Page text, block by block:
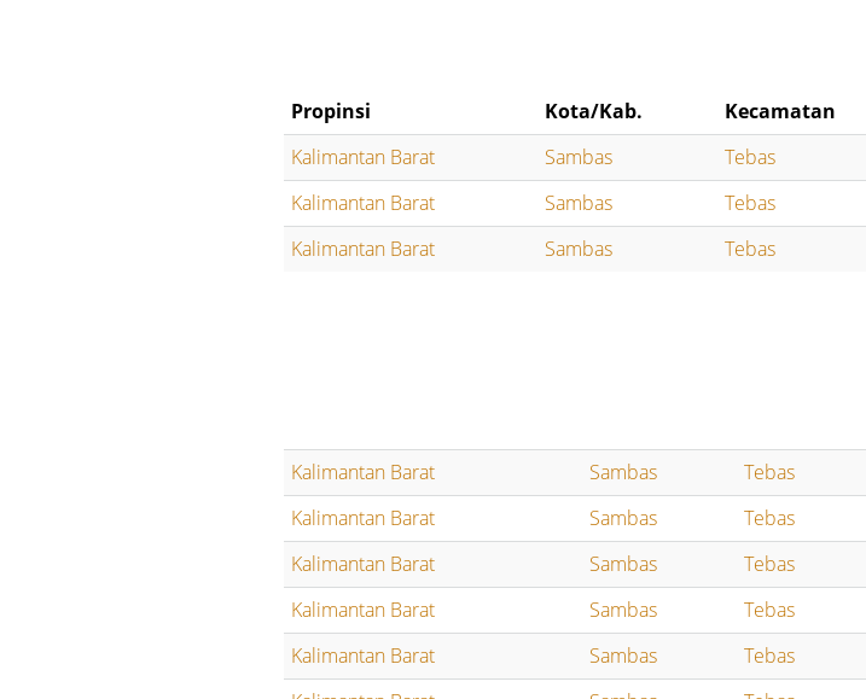
Propinsi Kota/Kab. Kecamatan
Kalimantan Barat
Sambas Tebas
Kalimantan Barat
Sambas Tebas
Kalimantan Barat
Sambas Tebas
Kalimantan Barat Sambas Tebas
Kalimantan Barat
Sambas Tebas
Kalimantan Barat
Sambas Tebas
Kalimantan Barat
Sambas Tebas
Kalimantan Barat
Sambas Tebas